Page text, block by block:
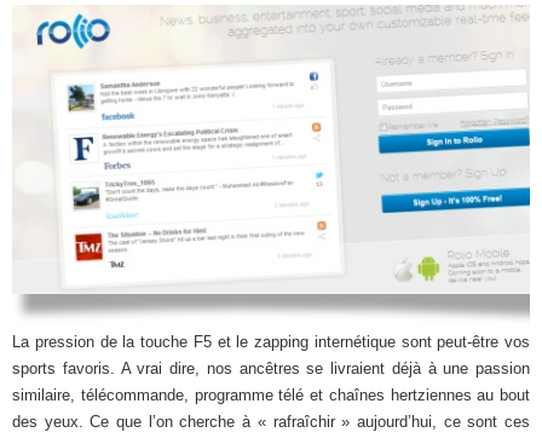
La pression de la touche F5 et le zapping internétique sont peut-être vos
sports favoris. A vrai dire, nos ancêtres se livraient déjà à une passion
similaire, télécommande, programme télé et chaînes hertziennes au bout
des yeux. Ce que l’on cherche à « rafraîchir » aujourd’hui, ce sont ces